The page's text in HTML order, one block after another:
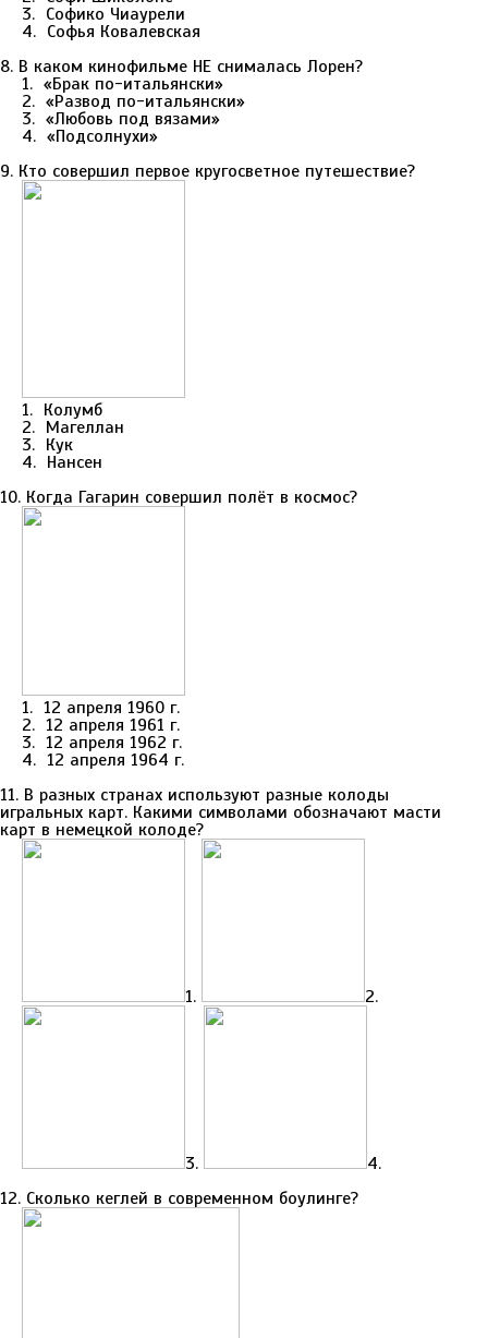
3. Софико Чиаурели
4. Софья Ковалевская
8. В каком кинофильме НЕ снималась Лорен?
1. «Брак по-итальянски»
2. «Развод по-итальянски»
3. «Любовь под вязами»
4. «Подсолнухи»
9. Кто совершил первое кругосветное путешествие?
1. Колумб
2. Магеллан
3. Кук
4. Нансен
10. Когда Гагарин совершил полёт в космос?
1. 12 апреля 1960 г.
2. 12 апреля 1961 г.
3. 12 апреля 1962 г.
4. 12 апреля 1964 г.
11. В разных странах используют разные колоды
игральных карт. Какими символами обозначают масти
карт в немецкой колоде?
1. 2.
3.
4.
12. Сколько кеглей в современном боулинге?